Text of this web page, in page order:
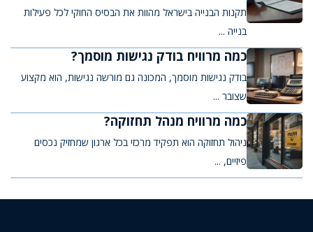
תקנות הבנייה בישראל מהוות את הבסיס החוקי לכל פעילות
בנייה ...
כמה מרוויח בודק נגישות מוסמך?
בודק נגישות מוסמך, המכונה גם מורשה נגישות, הוא מקצוע
שצובר ...
כמה מרוויח מנהל תחזוקה?
ניהול תחזוקה הוא תפקיד מרכזי בכל ארגון שמחזיק נכסים
פיזיים, ...